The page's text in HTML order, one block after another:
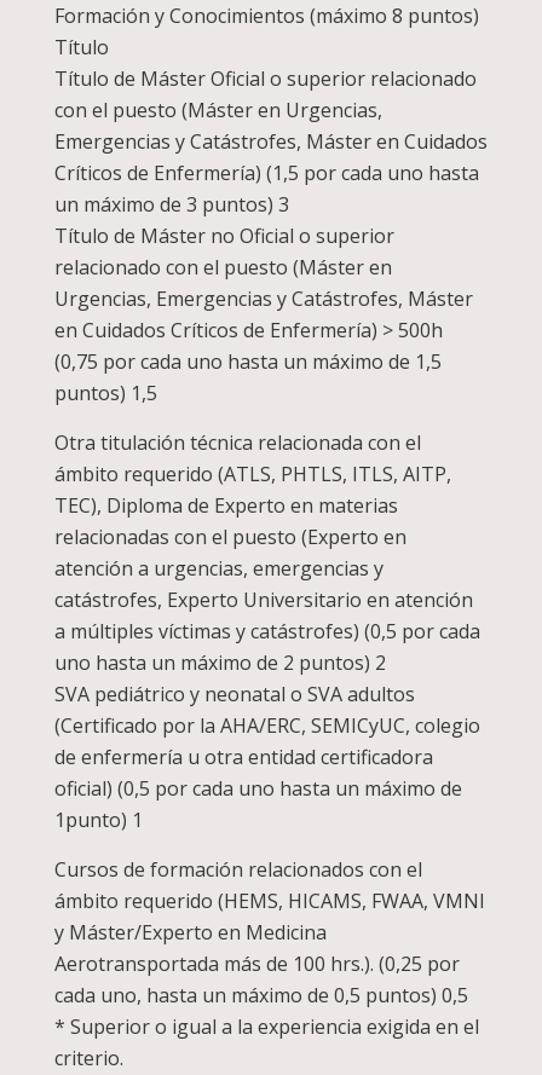
Formación y Conocimientos (máximo 8 puntos)
Título
Título de Máster Oficial o superior relacionado
con el puesto (Máster en Urgencias,
Emergencias y Catástrofes, Máster en Cuidados
Críticos de Enfermería) (1,5 por cada uno hasta
un máximo de 3 puntos) 3
Título de Máster no Oficial o superior
relacionado con el puesto (Máster en
Urgencias, Emergencias y Catástrofes, Máster
en Cuidados Críticos de Enfermería) > 500h
(0,75 por cada uno hasta un máximo de 1,5
puntos) 1,5
Otra titulación técnica relacionada con el
ámbito requerido (ATLS, PHTLS, ITLS, AITP,
TEC), Diploma de Experto en materias
relacionadas con el puesto (Experto en
atención a urgencias, emergencias y
catástrofes, Experto Universitario en atención
a múltiples víctimas y catástrofes) (0,5 por cada
uno hasta un máximo de 2 puntos) 2
SVA pediátrico y neonatal o SVA adultos
(Certificado por la AHA/ERC, SEMICyUC, colegio
de enfermería u otra entidad certificadora
oficial) (0,5 por cada uno hasta un máximo de
1punto) 1
Cursos de formación relacionados con el
ámbito requerido (HEMS, HICAMS, FWAA, VMNI
y Máster/Experto en Medicina
Aerotransportada más de 100 hrs.). (0,25 por
cada uno, hasta un máximo de 0,5 puntos) 0,5
* Superior o igual a la experiencia exigida en el
criterio.